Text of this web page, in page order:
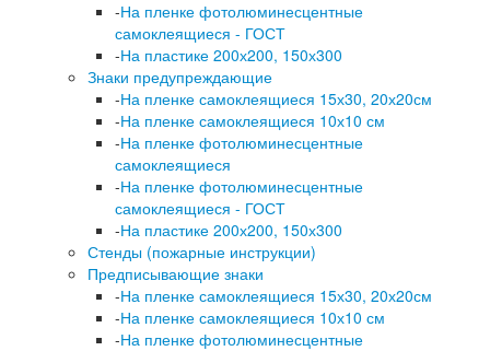
-На пленке фотолюминесцентные
самоклеящиеся - ГОСТ
-На пластике 200х200, 150х300
Знаки предупреждающие
-На пленке самоклеящиеся 15х30, 20х20см
-На пленке самоклеящиеся 10х10 см
-На пленке фотолюминесцентные
самоклеящиеся
-На пленке фотолюминесцентные
самоклеящиеся - ГОСТ
-На пластике 200х200, 150х300
Стенды (пожарные инструкции)
Предписывающие знаки
-На пленке самоклеящиеся 15х30, 20х20см
-На пленке самоклеящиеся 10х10 см
-На пленке фотолюминесцентные